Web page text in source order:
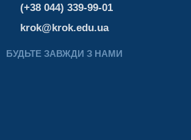
(+38 044) 339-99-01
krok@krok.edu.ua
БУДЬТЕ ЗАВЖДИ З НАМИ